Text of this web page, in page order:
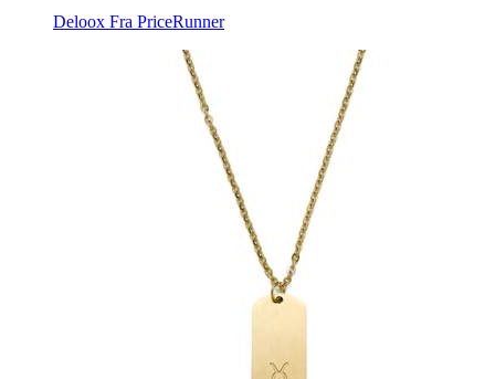
Deloox Fra PriceRunner